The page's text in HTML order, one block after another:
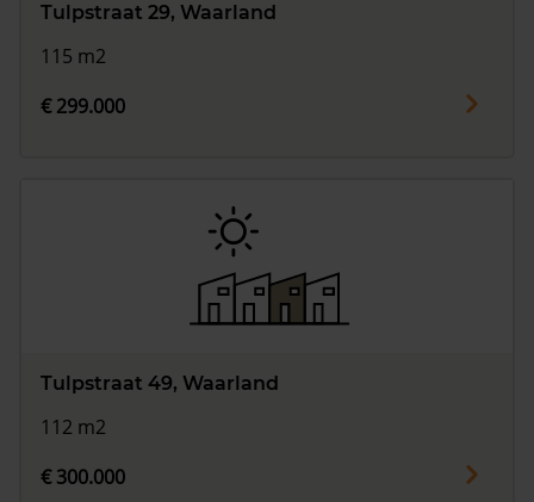
Tulpstraat 29, Waarland
115 m2
€ 299.000
Tulpstraat 49, Waarland
112 m2
€ 300.000